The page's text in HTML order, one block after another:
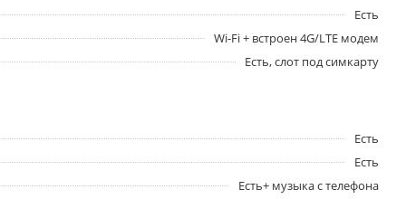
Есть
Wi-Fi + встроен 4G/LTE модем
Есть, слот под симкарту
Есть
Есть
Есть+ музыка с телефона